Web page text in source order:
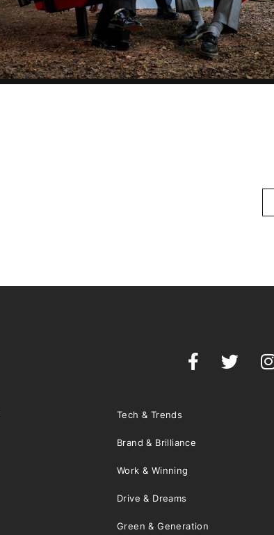
Tech & Trends
Brand & Brilliance
Work & Winning
Drive & Dreams
Green & Generation